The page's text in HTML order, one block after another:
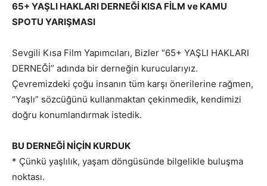
65+ YAŞLI HAKLARI DERNEĞİ KISA FİLM ve KAMU
SPOTU YARIŞMASI
Sevgili Kısa Film Yapımcıları, Bizler “65+ YAŞLI HAKLARI
DERNEĞİ” adında bir derneğin kurucularıyız.
Çevremizdeki çoğu insanın tüm karşı önerilerine rağmen,
“Yaşlı” sözcüğünü kullanmaktan çekinmedik, kendimizi
doğru konumlandırmak istedik.
BU DERNEĞİ NİÇİN KURDUK
* Çünkü yaşlılık, yaşam döngüsünde bilgelikle buluşma
noktası.